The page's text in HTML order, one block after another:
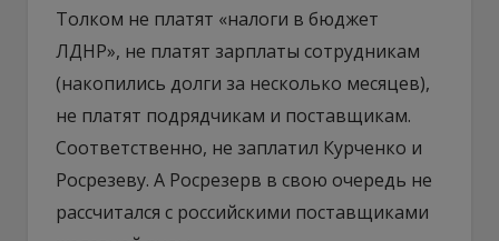
Толком не платят «налоги в бюджет
ЛДНР», не платят зарплаты сотрудникам
(накопились долги за несколько месяцев),
не платят подрядчикам и поставщикам.
Соответственно, не заплатил Курченко и
Росрезеву. А Росрезерв в свою очередь не
рассчитался с российскими поставщиками